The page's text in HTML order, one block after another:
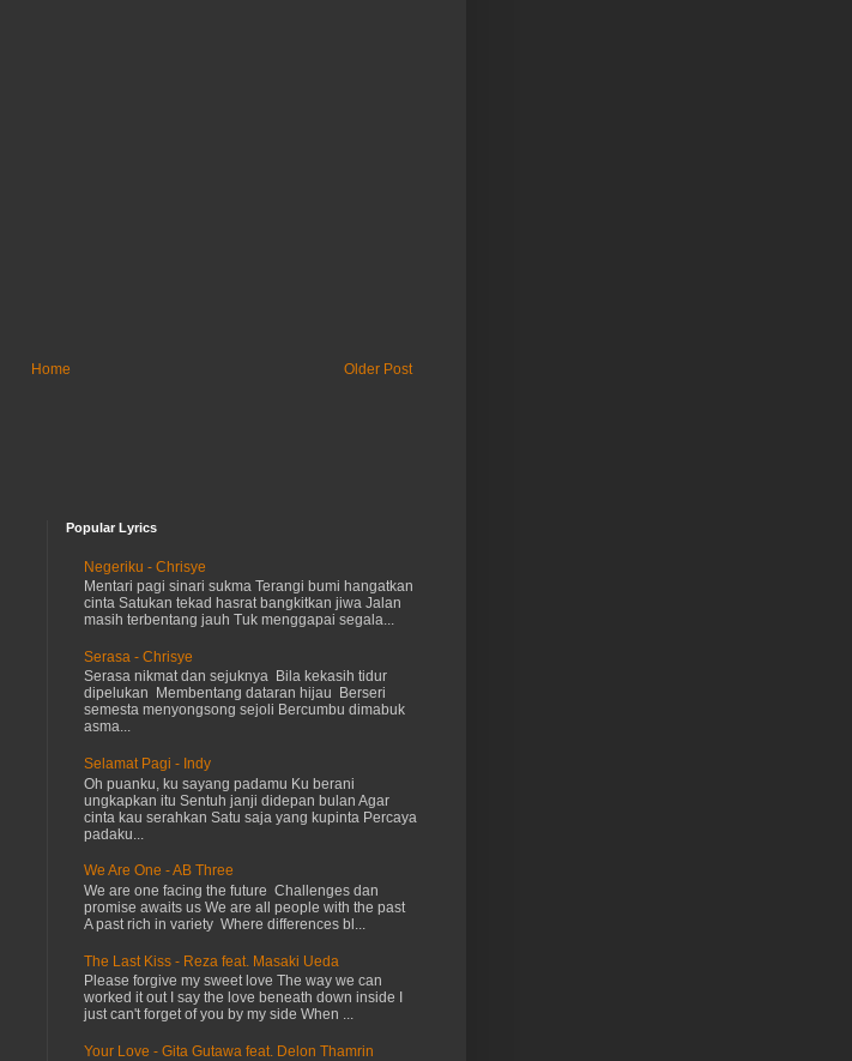
Older Post
Home
Popular Lyrics
Negeriku - Chrisye
Mentari pagi sinari sukma Terangi bumi hangatkan
cinta Satukan tekad hasrat bangkitkan jiwa Jalan
masih terbentang jauh Tuk menggapai segala...
Serasa - Chrisye
Serasa nikmat dan sejuknya Bila kekasih tidur
dipelukan Membentang dataran hijau Berseri
semesta menyongsong sejoli Bercumbu dimabuk
asma...
Selamat Pagi - Indy
Oh puanku, ku sayang padamu Ku berani
ungkapkan itu Sentuh janji didepan bulan Agar
cinta kau serahkan Satu saja yang kupinta Percaya
padaku...
We Are One - AB Three
We are one facing the future Challenges dan
promise awaits us We are all people with the past
A past rich in variety Where differences bl...
The Last Kiss - Reza feat. Masaki Ueda
Please forgive my sweet love The way we can
worked it out I say the love beneath down inside I
just can't forget of you by my side When ...
Your Love - Gita Gutawa feat. Delon Thamrin